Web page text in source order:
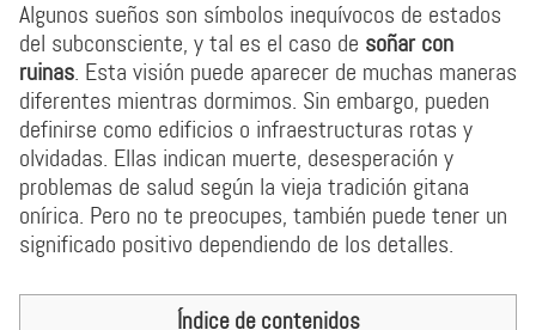
Algunos sueños son símbolos inequívocos de estados
del subconsciente, y tal es el caso de soñar con
ruinas. Esta visión puede aparecer de muchas maneras
diferentes mientras dormimos. Sin embargo, pueden
definirse como edificios o infraestructuras rotas y
olvidadas. Ellas indican muerte, desesperación y
problemas de salud según la vieja tradición gitana
onírica. Pero no te preocupes, también puede tener un
significado positivo dependiendo de los detalles.
Índice de contenidos